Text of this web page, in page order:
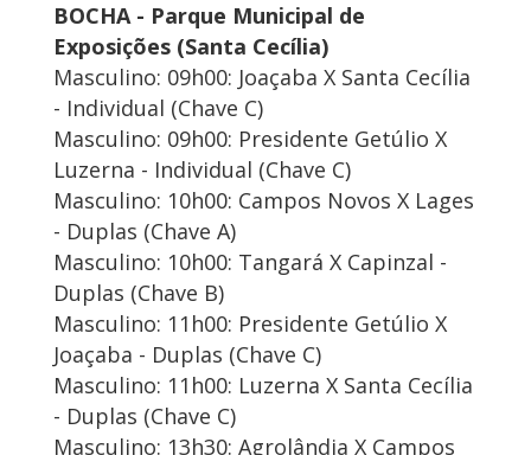
BOCHA - Parque Municipal de
Exposições (Santa Cecília)
Masculino: 09h00: Joaçaba X Santa Cecília
- Individual (Chave C)
Masculino: 09h00: Presidente Getúlio X
Luzerna - Individual (Chave C)
Masculino: 10h00: Campos Novos X Lages
- Duplas (Chave A)
Masculino: 10h00: Tangará X Capinzal -
Duplas (Chave B)
Masculino: 11h00: Presidente Getúlio X
Joaçaba - Duplas (Chave C)
Masculino: 11h00: Luzerna X Santa Cecília
- Duplas (Chave C)
Masculino: 13h30: Agrolândia X Campos